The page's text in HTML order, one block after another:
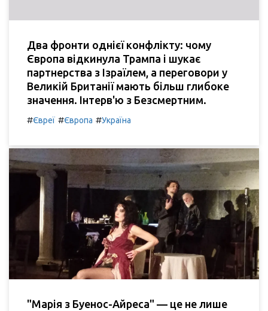
Два фронти однієї конфлікту: чому
Європа відкинула Трампа і шукає
партнерства з Ізраїлем, а переговори у
Великій Британії мають більш глибоке
значення. Інтерв'ю з Безсмертним.
#Євреї #Європа #Україна
"Марія з Буенос-Айреса" — це не лише